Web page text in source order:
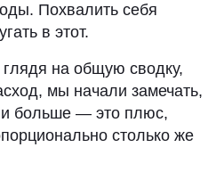
Похвалить себя
в этот.
на общую сводку,
мы начали замечать,
больше — это плюс,
столько же